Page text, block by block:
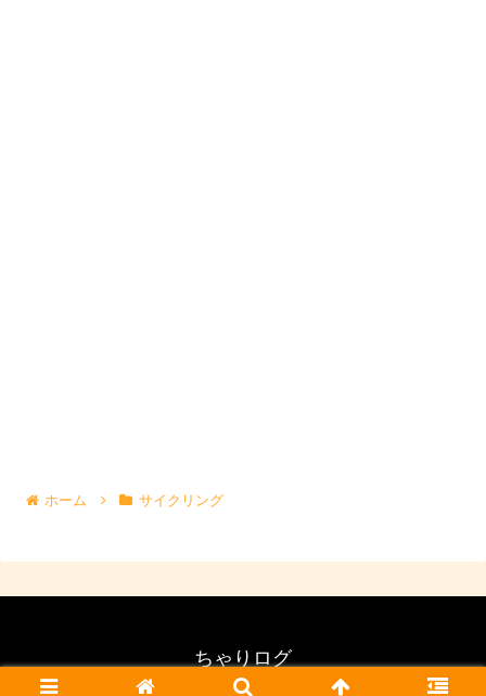
ホーム サイクリング
ちゃりログ
© 2015 ちゃりログ.